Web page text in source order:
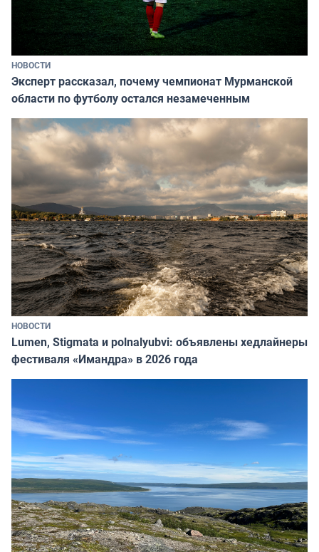
НОВОСТИ
Эксперт рассказал, почему чемпионат Мурманской
области по футболу остался незамеченным
НОВОСТИ
Lumen, Stigmata и polnalyubvi: объявлены хедлайнеры
фестиваля «Имандра» в 2026 года